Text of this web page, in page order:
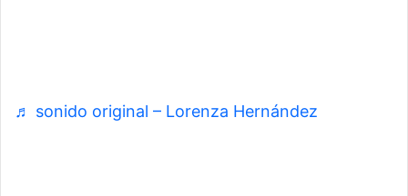
♬ sonido original – Lorenza Hernández